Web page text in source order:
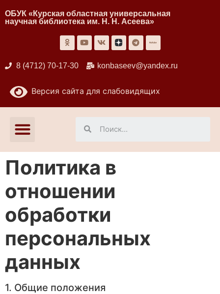
ОБУК «Курская областная универсальная
научная библиотека им. Н. Н. Асеева»
8 (4712) 70-17-30 konbaseev@yandex.ru
Версия сайта для слабовидящих
Политика в
отношении
обработки
персональных
данных
1. Общие положения